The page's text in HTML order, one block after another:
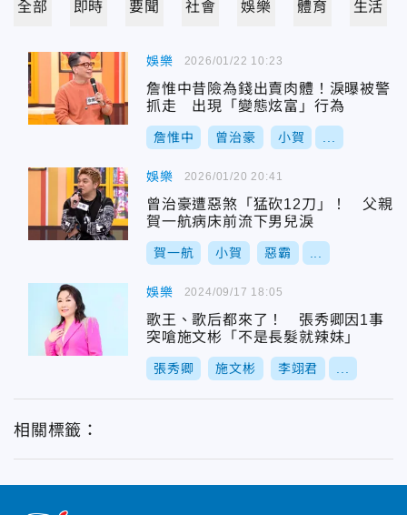
全部 即時 要聞 社會 娛樂 體育 生活
娛樂
詹惟中昔險為錢出賣肉體！淚曝被警
抓走 出現「變態炫富」行為
詹惟中 曾治豪 小賀
2026/01/22 10:23
娛樂
曾治豪遭惡煞「猛砍12刀」！ 父親
賀一航病床前流下男兒淚
賀一航 小賀 惡霸
2026/01/20 20:41
娛樂
歌王、歌后都來了！ 張秀卿因1事
突嗆施文彬「不是長髮就辣妹」
張秀卿 施文彬 李翊君
2024/09/17 18:05
相關標籤：